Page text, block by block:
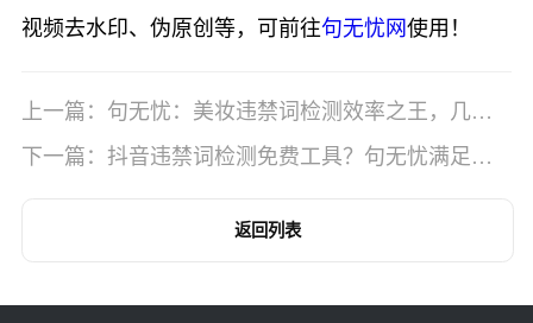
视频去水印、伪原创等，可前往句无忧网使用！
上一篇：句无忧：美妆违禁词检测效率之王，几秒
出合规报告
下一篇：抖音违禁词检测免费工具？句无忧满足合
返回列表